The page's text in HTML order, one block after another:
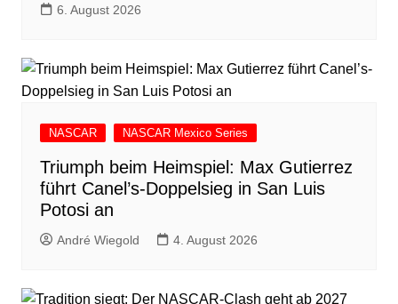
6. August 2026
NASCAR NASCAR Mexico Series
Triumph beim Heimspiel: Max Gutierrez
führt Canel’s-Doppelsieg in San Luis
Potosi an
André Wiegold 4. August 2026